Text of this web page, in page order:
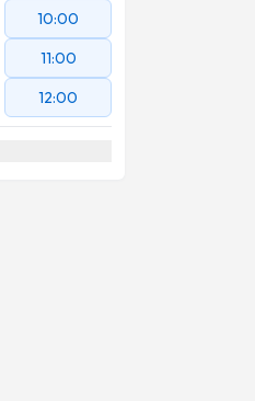
10:00
11:00
12:00